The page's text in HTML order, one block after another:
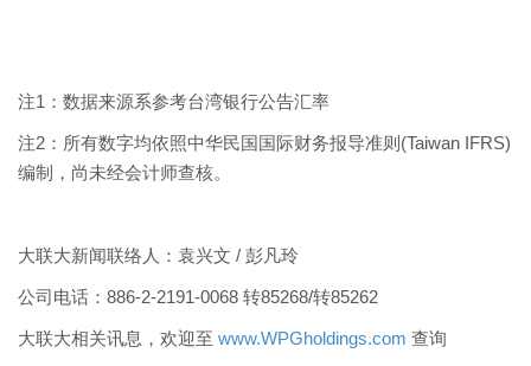
注1：数据来源系参考台湾银行公告汇率
注2：所有数字均依照中华民国国际财务报导准则(Taiwan IFRS)
编制，尚未经会计师查核。
大联大新闻联络人：袁兴文 / 彭凡玲
公司电话：886-2-2191-0068 转85268/转85262
大联大相关讯息，欢迎至 www.WPGholdings.com 查询